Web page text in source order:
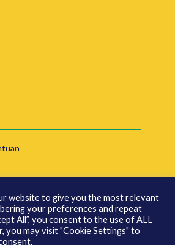
website to give you the most relevant
your preferences and repeat
All”, you consent to the use of ALL
you may visit "Cookie Settings" to